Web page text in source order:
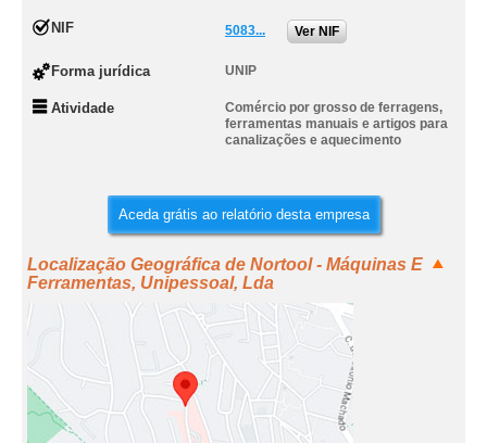
NIF 5083... Ver NIF
Forma jurídica UNIP
Atividade
Comércio por grosso de ferragens,
ferramentas manuais e artigos para
canalizações e aquecimento
Aceda grátis ao relatório desta empresa
Localização Geográfica de Nortool - Máquinas E
Ferramentas, Unipessoal, Lda